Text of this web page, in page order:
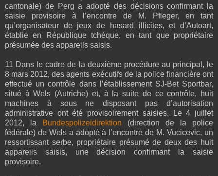
cantonale) de Perg a adopté des décisions confirmant la
saisie provisoire à l’encontre de M. Pfleger, en tant
qu’organisateur de jeux de hasard illicites, et d’Autoart,
établie en République tchèque, en tant que propriétaire
présumée des appareils saisis.
11 Dans le cadre de la deuxième procédure au principal, le
8 mars 2012, des agents exécutifs de la police financière ont
effectué un contrôle dans l’établissement SJ-Bet Sportbar,
situé à Wels (Autriche) et, à la suite de ce contrôle, huit
machines à sous ne disposant pas d’autorisation
administrative ont été provisoirement saisies. Le 4 juillet
2012, la
Bundespolizeidirektion (direction de la police
fédérale) de Wels a adopté à l’encontre de M. Vucicevic, un
ressortissant serbe, propriétaire présumé de deux des huit
appareils saisis, une décision confirmant la saisie
provisoire.